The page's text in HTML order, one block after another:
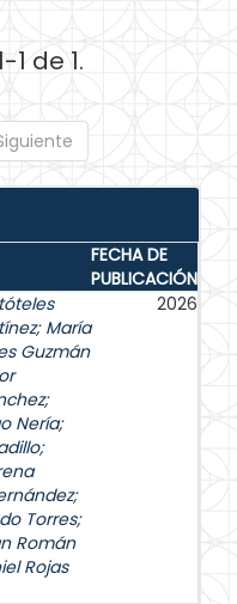
1 de 1.
FECHA DE
PUBLICACIÓN
; María
Guzmán
;
Nería;
;
;
Torres;
Román
Rojas
2026